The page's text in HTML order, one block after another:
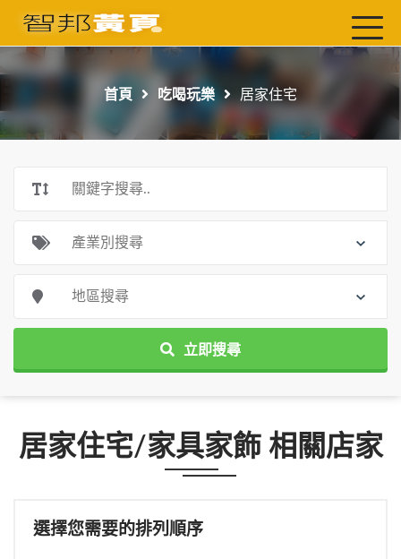
首頁
最新店家
吃喝玩樂
玩樂導航主題行程
聯絡我們
首頁 吃喝玩樂 居家住宅
立即搜尋
居家住宅/家具家飾 相關店家
選擇您需要的排列順序